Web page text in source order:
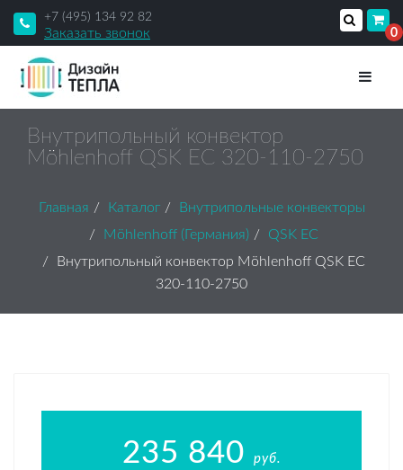
+7 (495) 134 92 82
Заказать звонок 0
Внутрипольный конвектор
Möhlenhoff QSK EC 320-110-2750
Главная Каталог
Внутрипольные конвекторы
Möhlenhoff (Германия)
QSK EC
Внутрипольный конвектор Möhlenhoff QSK EC
320-110-2750
235 840 руб.